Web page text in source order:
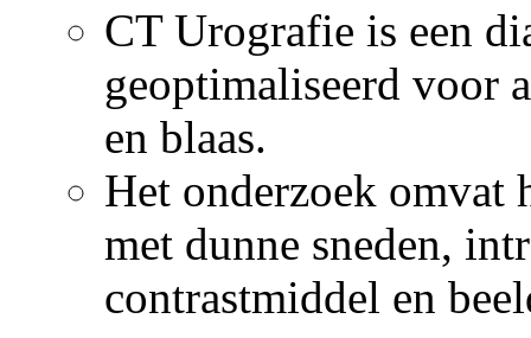
CT Urografie is een
geoptimaliseerd voor
en blaas.
Het onderzoek omvat
met dunne sneden,
contrastmiddel en